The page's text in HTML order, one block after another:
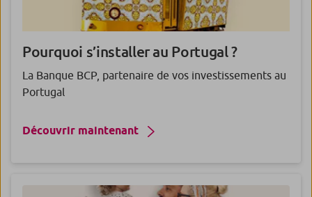
Pourquoi s’installer au Portugal ?
La Banque BCP, partenaire de vos investissements au
Portugal
Découvrir maintenant